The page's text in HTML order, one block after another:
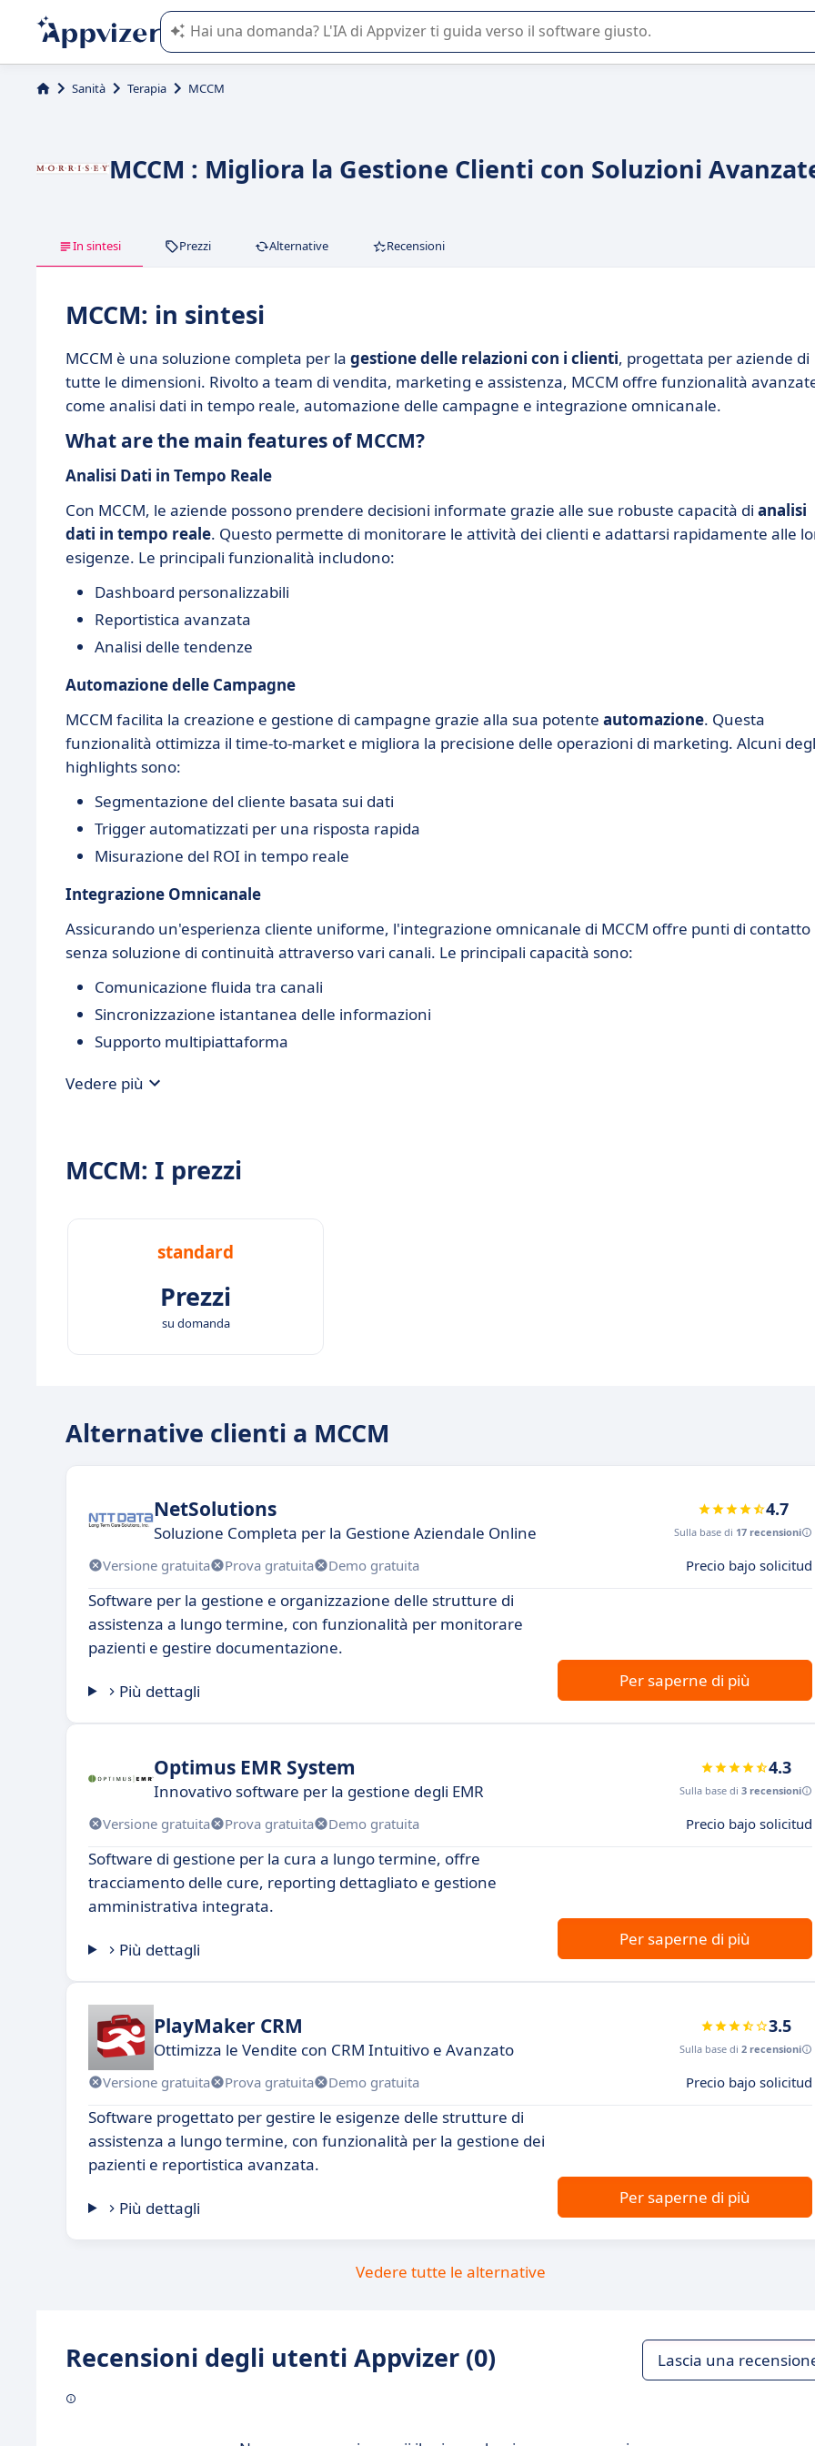
L'IA di Appvizer vi guida nell'utilizzo o nella scelta di un software SaaS per la vostra azienda.
Sanità Terapia MCCM
MCCM : Migliora la Gestione Clienti con Soluzioni
In sintesi Prezzi Alternative Recensioni
MCCM: in sintesi
MCCM è una soluzione completa per la gestione delle relazioni con i clienti, progettata per aziende di
tutte le dimensioni. Rivolto a team di vendita, marketing e assistenza, MCCM offre funzionalità
come analisi dati in tempo reale, automazione delle campagne e integrazione omnicanale.
What are the main features of MCCM?
Analisi Dati in Tempo Reale
Con MCCM, le aziende possono prendere decisioni informate grazie alle sue robuste capacità di analisi
dati in tempo reale. Questo permette di monitorare le attività dei clienti e adattarsi rapidamente alle
esigenze. Le principali funzionalità includono:
Dashboard personalizzabili
Reportistica avanzata
Analisi delle tendenze
Automazione delle Campagne
MCCM facilita la creazione e gestione di campagne grazie alla sua potente automazione. Questa
funzionalità ottimizza il time-to-market e migliora la precisione delle operazioni di marketing. Alcuni
highlights sono:
Segmentazione del cliente basata sui dati
Trigger automatizzati per una risposta rapida
Misurazione del ROI in tempo reale
Integrazione Omnicanale
Assicurando un'esperienza cliente uniforme, l'integrazione omnicanale di MCCM offre punti di contatto
senza soluzione di continuità attraverso vari canali. Le principali capacità sono:
Comunicazione fluida tra canali
Sincronizzazione istantanea delle informazioni
Supporto multipiattaforma
Vedere più
MCCM: I prezzi
standard
Prezzi
su domanda
Alternative clienti a MCCM
NetSolutions
Soluzione Completa per la Gestione Aziendale Online
4.7
Sulla base di 17 recensioni
Versione gratuita Prova gratuita Demo gratuita Precio bajo solicitud
Software per la gestione e organizzazione delle strutture di
assistenza a lungo termine, con funzionalità per monitorare
pazienti e gestire documentazione.
Più dettagli
Per saperne di più
Optimus EMR System
Innovativo software per la gestione degli EMR
4.3
Sulla base di 3 recensioni
Versione gratuita Prova gratuita Demo gratuita Precio bajo solicitud
Software di gestione per la cura a lungo termine, offre
tracciamento delle cure, reporting dettagliato e gestione
amministrativa integrata.
Più dettagli
Per saperne di più
PlayMaker CRM
Ottimizza le Vendite con CRM Intuitivo e Avanzato
3.5
Sulla base di 2 recensioni
Versione gratuita Prova gratuita Demo gratuita Precio bajo solicitud
Software progettato per gestire le esigenze delle strutture di
assistenza a lungo termine, con funzionalità per la gestione dei
pazienti e reportistica avanzata.
Più dettagli
Per saperne di più
Vedere tutte le alternative
Recensioni degli utenti Appvizer (0) Lascia una